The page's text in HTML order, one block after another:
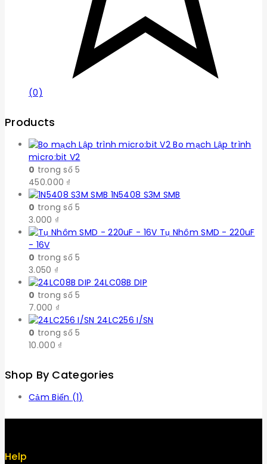
(0)
Products
Bo mạch Lập trình
micro:bit V2
0 trong số 5
450.000 ₫
1N5408 S3M SMB
0 trong số 5
3.000 ₫
Tụ Nhôm SMD - 220uF
- 16V
0 trong số 5
3.050 ₫
24LC08B DIP
0 trong số 5
7.000 ₫
24LC256 I/SN
0 trong số 5
10.000 ₫
Shop By Categories
Cảm Biến (1)
Help